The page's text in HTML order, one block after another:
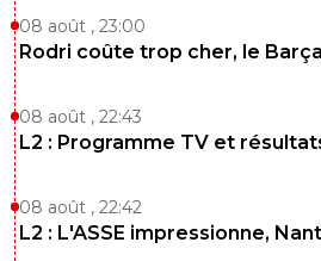
08 août , 23:00
Rodri coûte trop cher, le
08 août , 22:43
L2 : Programme TV et
08 août , 22:42
L2 : L'ASSE impressionne,